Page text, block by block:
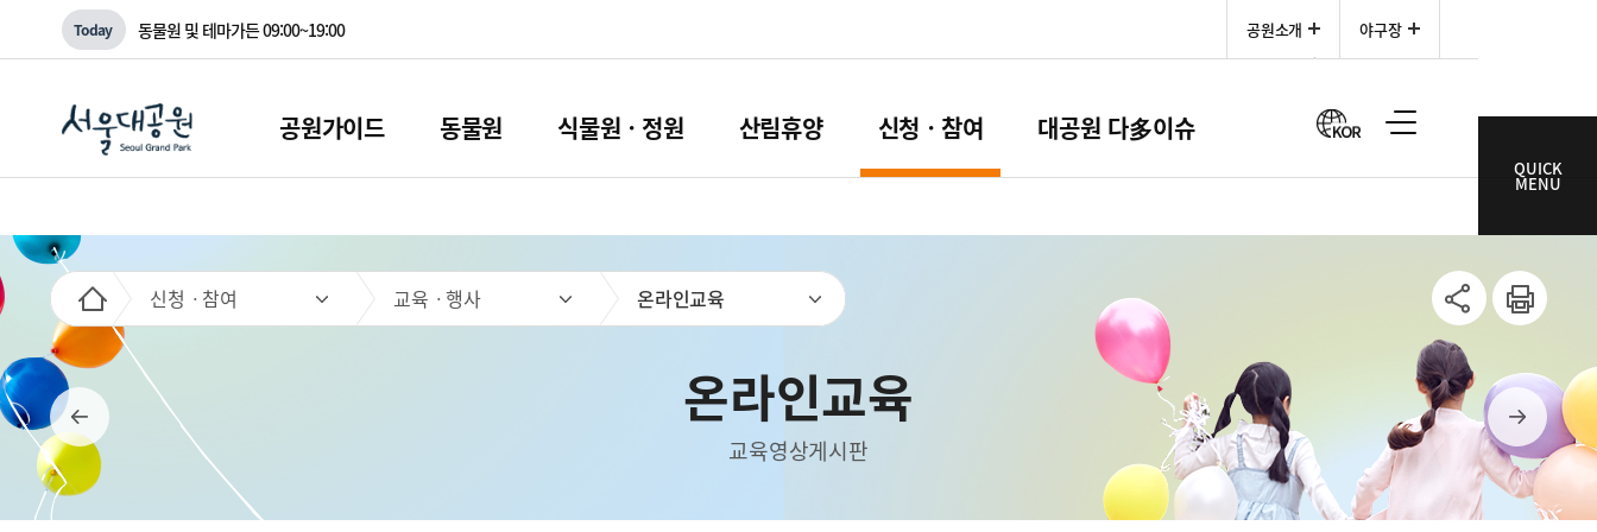
Today 동물원 및 테마가든09:00~19:00 공원소개 야구장
공원가이드 동물원 식물원ㆍ정원 산림휴양 신청ㆍ참여 대공원 다多이슈
QUICK
MENU
신청ㆍ참여 교육ㆍ행사 온라인교육
SNS공
유
인쇄
온라인교육
교육영상게시판